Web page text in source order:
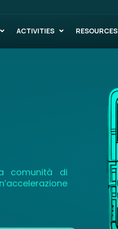
ACTIVITIES RESOURCES
comunità di